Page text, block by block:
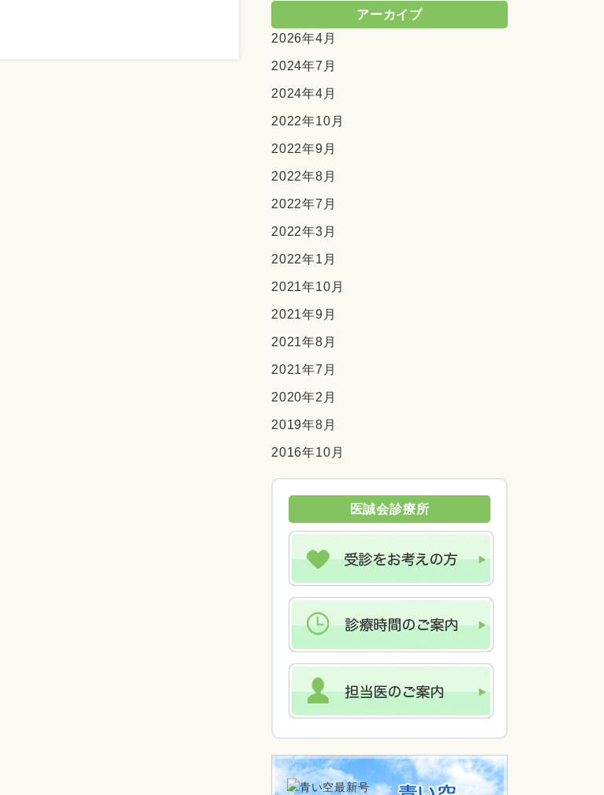
アーカイブ
2026年4月
2024年7月
2024年4月
2022年10月
2022年9月
2022年8月
2022年7月
2022年3月
2022年1月
2021年10月
2021年9月
2021年8月
2021年7月
2020年2月
2019年8月
2016年10月
医誠会診療所